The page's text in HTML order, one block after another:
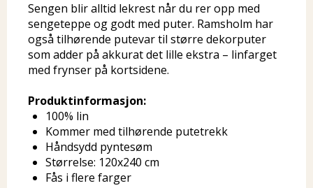
Sengen blir alltid lekrest når du rer opp med
sengeteppe og godt med puter. Ramsholm har
også tilhørende putevar til større dekorputer
som adder på akkurat det lille ekstra – linfarget
med frynser på kortsidene.
Produktinformasjon:
100% lin
Kommer med tilhørende putetrekk
Håndsydd pyntesøm
Størrelse: 120x240 cm
Fås i flere farger